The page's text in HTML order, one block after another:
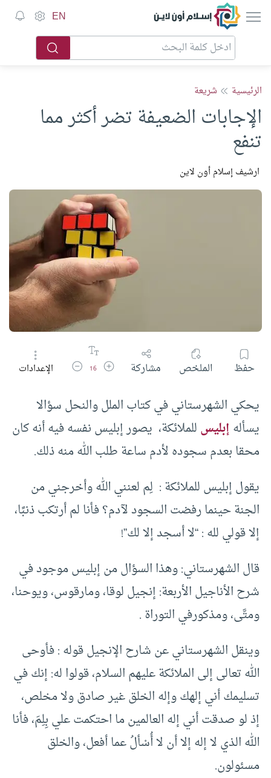
إسلام أون لاين EN
الرئيسية شريعة
الإجابات الضعيفة تضر أكثر مما
تنفع
ارشيف إسلام أون لاين
حفظ الملخص مشاركة زيادة حجم الخط
16 تقليل حجم الخط
الإعدادات
يحكي الشهرستاني في كتاب الملل والنحل سؤالا
يسألهإبليسللملائكة، يصور إبليس نفسه فيه أنه كان
محقا بعدم سجوده لأدم ساعة طلب الله منه ذلك.
يقول إبليس للملائكة : لِم لعنني الله وأخرجني من
الجنة حينما رفضت السجود لآدم؟ فأنا لم أرتكب ذنبًا،
إلا قولي لله : “لا أسجد إلا لك”!
قال الشهرستاني: وهذا السؤال من إبليس موجود في
شرح الأناجيل الأربعة: إنجيل لوقا، ومارقوس، ويوحنا،
ومتَّى، ومذكورفي التوراة .
وينقل الشهرستاني عن شارح الإنجيل قوله : فأوحى
الله تعالى إلى الملائكة عليهم السلام، قولوا له: إنك في
تسليمك أني إلهك وإله الخلق غير صادق ولا مخلص،
إذ لو صدقت أني إله العالمين ما احتكمت علي بِلِمَ، فأنا
الله الذي لا إله إلا أن لا أُسْألُ عما أفعل، والخلق
مسئولون.